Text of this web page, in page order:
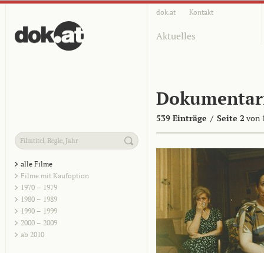
dok.at Kontakt
Aktuelles
539 Einträge / Seite 2 von
alle Filme
Filme mit Kaufoption
1970 – 1979
1980 – 1989
1990 – 1999
2000 – 2009
ab 2010